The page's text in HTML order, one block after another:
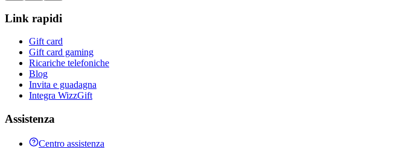
Link rapidi
Gift card
Gift card gaming
Ricariche telefoniche
Blog
Invita e guadagna
Integra WizzGift
Assistenza
Centro assistenza